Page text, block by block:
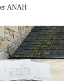
ANAH